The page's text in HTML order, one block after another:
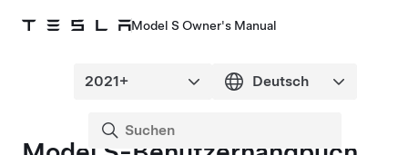
Model S Owner's Manual